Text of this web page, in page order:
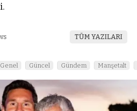
TÜM YAZILARI
Genel Güncel Gündem Manşetalt